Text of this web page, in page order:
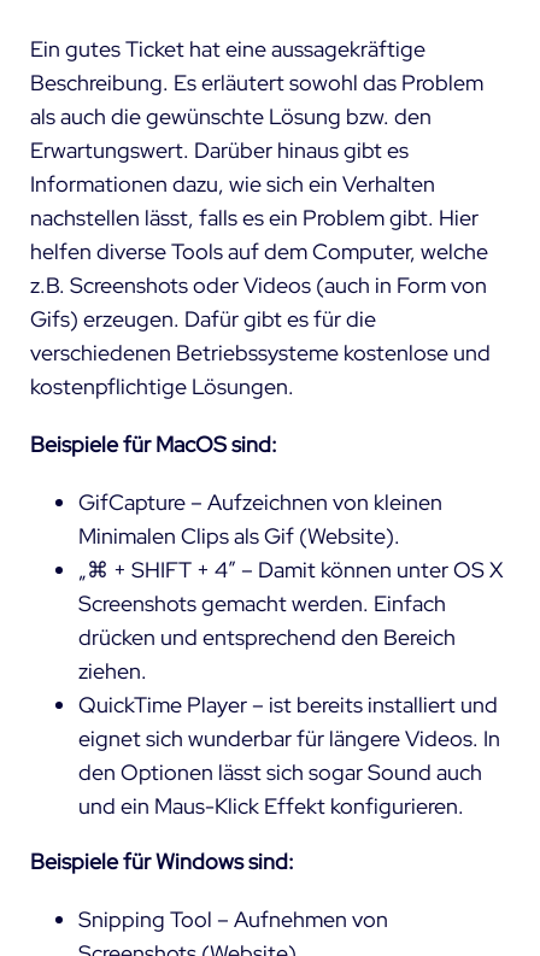
Ein gutes Ticket hat eine aussagekräftige
Beschreibung. Es erläutert sowohl das Problem
als auch die gewünschte Lösung bzw. den
Erwartungswert. Darüber hinaus gibt es
Informationen dazu, wie sich ein Verhalten
nachstellen lässt, falls es ein Problem gibt. Hier
helfen diverse Tools auf dem Computer, welche
z.B. Screenshots oder Videos (auch in Form von
Gifs) erzeugen. Dafür gibt es für die
verschiedenen Betriebssysteme kostenlose und
kostenpflichtige Lösungen.
Beispiele für MacOS sind:
GifCapture – Aufzeichnen von kleinen
Minimalen Clips als Gif (Website).
„⌘ + SHIFT + 4″ – Damit können unter OS X
Screenshots gemacht werden. Einfach
drücken und entsprechend den Bereich
ziehen.
QuickTime Player – ist bereits installiert und
eignet sich wunderbar für längere Videos. In
den Optionen lässt sich sogar Sound auch
und ein Maus-Klick Effekt konfigurieren.
Beispiele für Windows sind:
Snipping Tool – Aufnehmen von